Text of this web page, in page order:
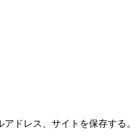
ドレス、サイトを保存する。